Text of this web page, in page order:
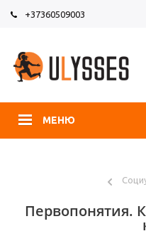
+37360509003
МЕНЮ
Первопонятия.